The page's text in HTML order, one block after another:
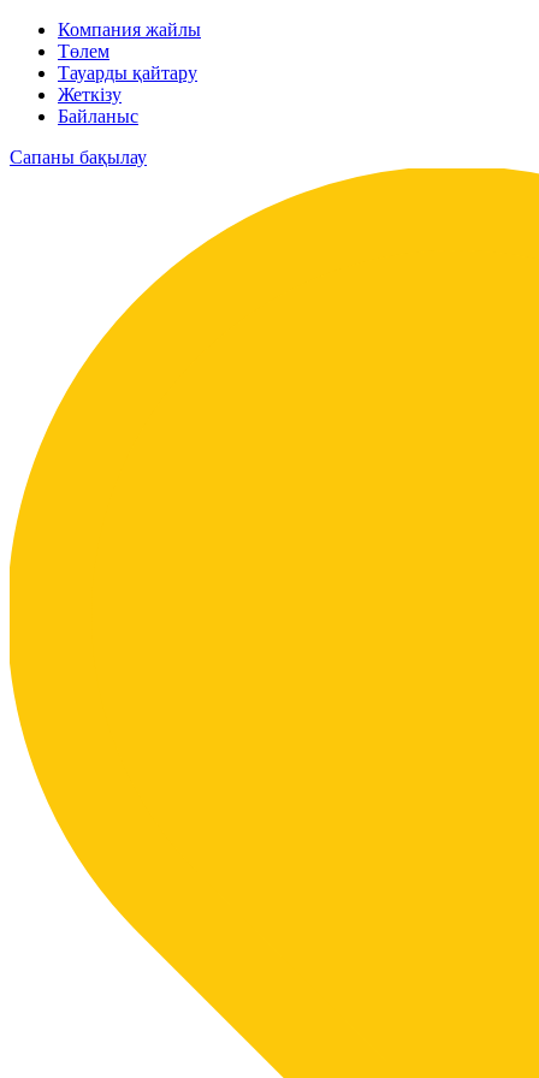
Компания жайлы
Төлем
Тауарды қайтару
Жеткізу
Байланыс
Сапаны бақылау